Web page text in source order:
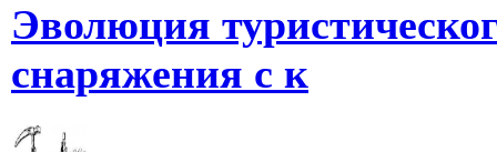
Эволюция
снаряжения с к